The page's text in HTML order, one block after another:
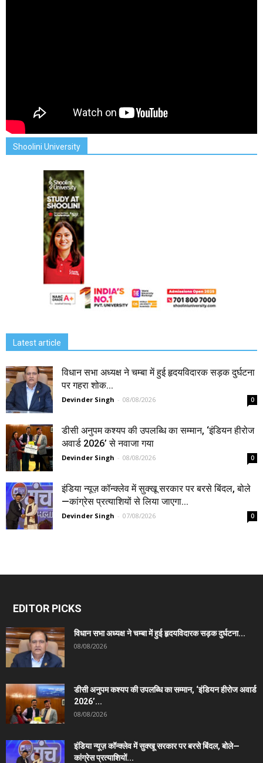
Shoolini University
Latest article
विधान सभा अध्यक्ष ने चम्बा में हुई हृदयविदारक सड़क दुर्घटना
पर गहरा शोक...
Devinder Singh - 08/08/2026 0
डीसी अनुपम कश्यप की उपलब्धि का सम्मान, ‘इंडियन हीरोज
अवार्ड 2026’ से नवाजा गया
Devinder Singh - 08/08/2026 0
इंडिया न्यूज़ कॉन्क्लेव में सुक्खू सरकार पर बरसे बिंदल, बोले
—कांग्रेस प्रत्याशियों से लिया जाएगा...
Devinder Singh - 07/08/2026 0
EDITOR PICKS
विधान सभा अध्यक्ष ने चम्बा में हुई हृदयविदारक सड़क दुर्घटना...
08/08/2026
डीसी अनुपम कश्यप की उपलब्धि का सम्मान, ‘इंडियन हीरोज अवार्ड
2026’...
08/08/2026
इंडिया न्यूज़ कॉन्क्लेव में सुक्खू सरकार पर बरसे बिंदल, बोले—
कांग्रेस प्रत्याशियों...